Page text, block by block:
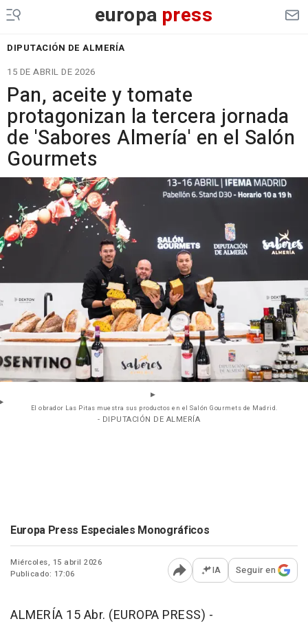
europa press
DIPUTACIÓN DE ALMERÍA
15 DE ABRIL DE 2026
Pan, aceite y tomate
protagonizan la tercera jornada
de 'Sabores Almería' en el Salón
Gourmets
El obrador Las Pitas muestra sus productos en el Salón Gourmets de Madrid.
- DIPUTACIÓN DE ALMERÍA
Europa Press Especiales Monográficos
Miércoles, 15 abril 2026
Publicado: 17:06
Abrir opciones para
IA Seguir en
ALMERÍA 15 Abr. (EUROPA PRESS) -